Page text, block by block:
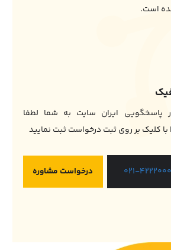
است.
پاسخگویی ایران سایت به شما لطفا
کلیک بر روی ثبت درخواست ثبت نمایید
021- درخواست مشاوره